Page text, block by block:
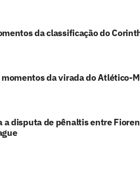
da classificação do
da virada do Atlético-
a disputa de pênaltis entre